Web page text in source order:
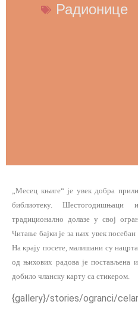
Радионице
„Месец књиге“ је увек добра
библиотеку.
традиционално долазе у свој
Читање бајки је за њих увек посебан
На крају посете, малишани су
од њихових радова је постављена
добило чланску карту са стикером.
{gallery}/stories/ogranci/